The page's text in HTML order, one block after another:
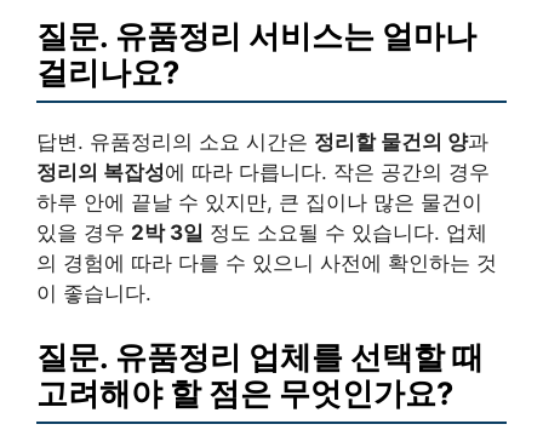
질문. 유품정리 서비스는 얼마나
걸리나요?
답변. 유품정리의 소요 시간은 정리할 물건의 양과
정리의 복잡성에 따라 다릅니다. 작은 공간의 경우
하루 안에 끝날 수 있지만, 큰 집이나 많은 물건이
있을 경우 2박 3일 정도 소요될 수 있습니다. 업체
의 경험에 따라 다를 수 있으니 사전에 확인하는 것
이 좋습니다.
질문. 유품정리 업체를 선택할 때
고려해야 할 점은 무엇인가요?